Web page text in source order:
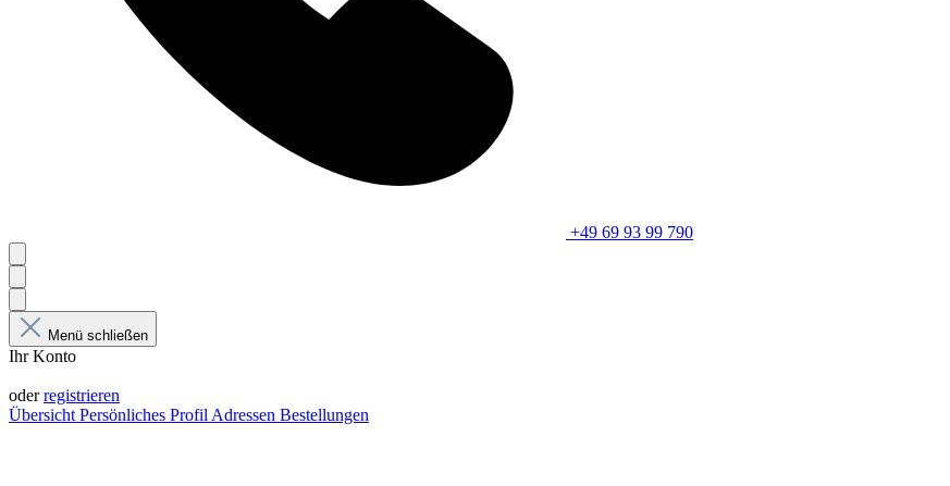
+49 69 93 99 790
Menü schließen
Ihr Konto
oderregistrieren
Übersicht Persönliches Profil Adressen Bestellungen